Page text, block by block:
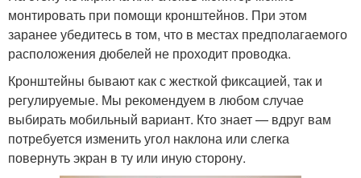
монтировать при помощи кронштейнов. При этом
заранее убедитесь в том, что в местах предполагаемого
расположения дюбелей не проходит проводка.
Кронштейны бывают как с жесткой фиксацией, так и
регулируемые. Мы рекомендуем в любом случае
выбирать мобильный вариант. Кто знает — вдруг вам
потребуется изменить угол наклона или слегка
повернуть экран в ту или иную сторону.